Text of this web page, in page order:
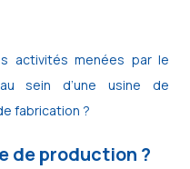
activités menées par le
sein d’une usine de
fabrication ?
de production ?